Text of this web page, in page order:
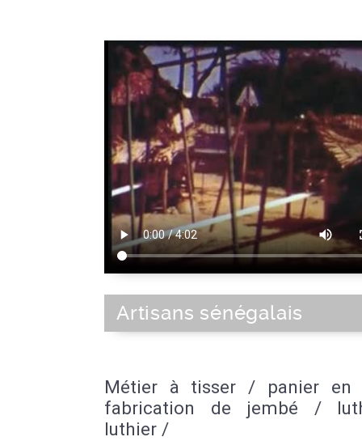
Artisans sénégalais
Métier à tisser / panier en
fabrication de jembé /
luthier /